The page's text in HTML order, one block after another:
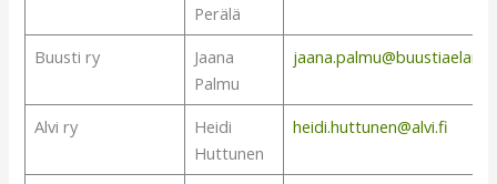
Perälä
Buusti ry
Jaana
Palmu
Alvi ry
Heidi
Huttunen
heidi.huttunen@alvi.fi